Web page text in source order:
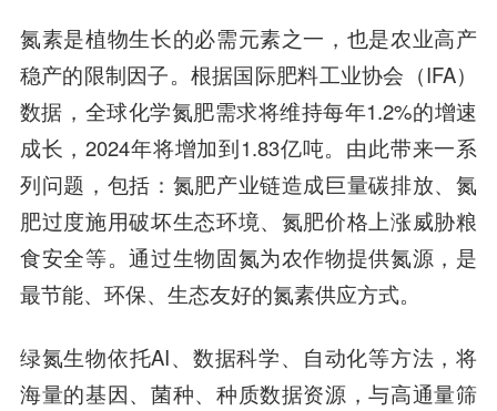
氮素是植物生长的必需元素之一，也是农业高产
稳产的限制因子。根据国际肥料工业协会（IFA）
数据，全球化学氮肥需求将维持每年1.2%的增速
成长，2024年将增加到1.83亿吨。由此带来一系
列问题，包括：氮肥产业链造成巨量碳排放、氮
肥过度施用破坏生态环境、氮肥价格上涨威胁粮
食安全等。通过生物固氮为农作物提供氮源，是
最节能、环保、生态友好的氮素供应方式。
绿氮生物依托AI、数据科学、自动化等方法，将
海量的基因、菌种、种质数据资源，与高通量筛